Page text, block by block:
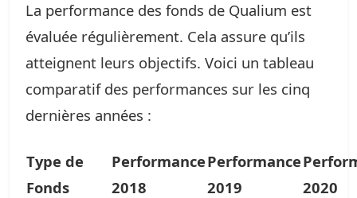
La performance des fonds de Qualium est
évaluée régulièrement. Cela assure qu’ils
atteignent leurs objectifs. Voici un tableau
comparatif des performances sur les cinq
dernières années :
Type de
Fonds
Performance
2018
Performance
2019
2020